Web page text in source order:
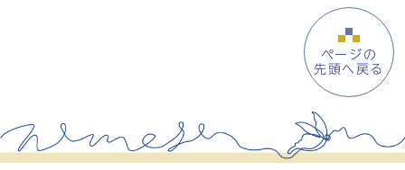
ページの
先頭へ戻る